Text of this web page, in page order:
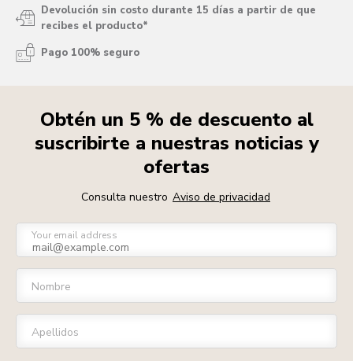
Devolución sin costo durante 15 días a partir de que
recibes el producto*
Pago 100% seguro
Obtén un 5 % de descuento al
suscribirte a nuestras noticias y
ofertas
Consulta nuestro Aviso de privacidad
Your email address
Nombre
Apellidos